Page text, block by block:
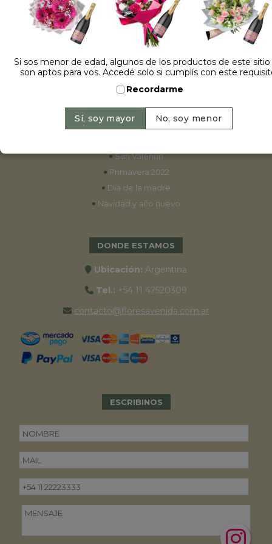
ESPECIALES
•Cumpleaños
•15 años
• Bodas
•Aniversarios
•Graduaciones
•San Valentín
• Primavera 2022
• Día de la madre
• Navidad y año nuevo
DONDE ESTAMOS
Ubicación: Argentina
Tel.: +54 11 42520309
contacto@floresavenida.com.ar
ESCRIBINOS
Si sos menor de edad, algunos de los productos de este
son aptos para vos. Accedé solo si cumplís con este
Recordarme